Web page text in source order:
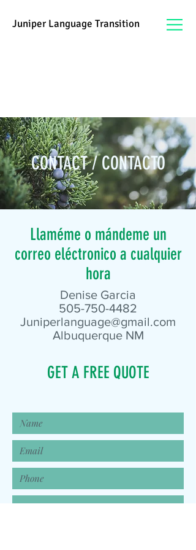
Juniper Language Transition
CONTACT / CONTACTO
Llaméme o mándeme un
correo eléctronico a cualquier
hora
Denise Garcia
505-750-4482
Juniperlanguage@gmail.com
Albuquerque NM
GET A FREE QUOTE